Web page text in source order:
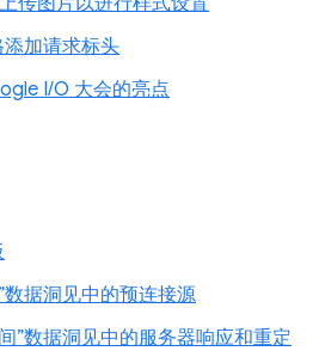
添加请求标头
I/O 大会的亮点
数据洞见中的预连接源
”数据洞见中的服务器响应和重定